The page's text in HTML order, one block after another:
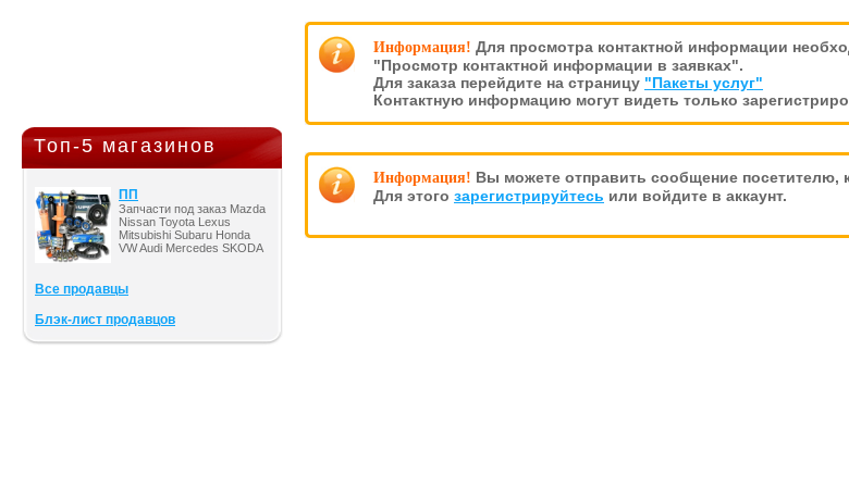
Топ-5 магазинов
ПП
Запчасти под заказ Mazda
Nissan Toyota Lexus
Mitsubishi Subaru Honda
VW Audi Mercedes SKODA
Все продавцы
Блэк-лист продавцов
Информация! Для просмотра контактной информации
"Просмотр контактной информации в заявках".
Для заказа перейдите на страницу "Пакеты услуг"
Контактную информацию могут видеть только
Информация! Вы можете отправить сообщение посетителю,
Для этого зарегистрируйтесь или войдите в аккаунт.